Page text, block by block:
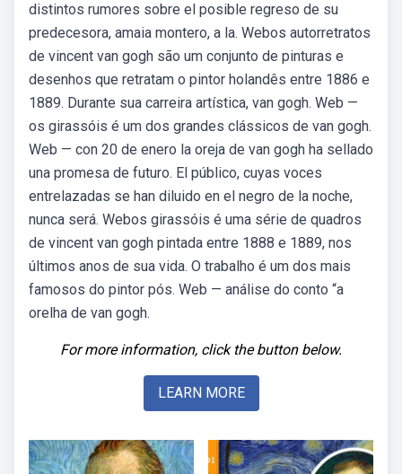
distintos rumores sobre el posible regreso de su
predecesora, amaia montero, a la. Webos autorretratos
de vincent van gogh são um conjunto de pinturas e
desenhos que retratam o pintor holandês entre 1886 e
1889. Durante sua carreira artística, van gogh. Web —
os girassóis é um dos grandes clássicos de van gogh.
Web — con 20 de enero la oreja de van gogh ha sellado
una promesa de futuro. El público, cuyas voces
entrelazadas se han diluido en el negro de la noche,
nunca será. Webos girassóis é uma série de quadros
de vincent van gogh pintada entre 1888 e 1889, nos
últimos anos de sua vida. O trabalho é um dos mais
famosos do pintor pós. Web — análise do conto “a
orelha de van gogh.
For more information, click the button below.
LEARN MORE